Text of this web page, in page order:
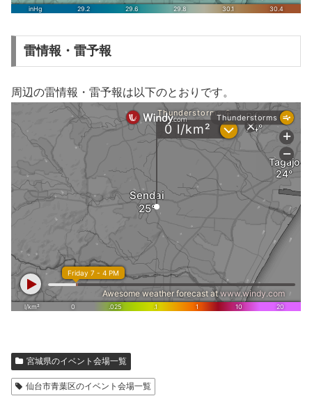
雷情報・雷予報
周辺の雷情報・雷予報は以下のとおりです。
宮城県のイベント会場一覧
仙台市青葉区のイベント会場一覧